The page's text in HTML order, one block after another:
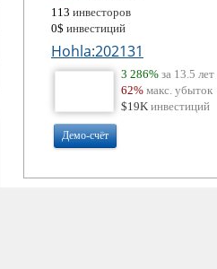
113 инвесторов
0$ инвестиций
Hohla:202131
3 286% за 13.5 лет
62% макс. убыток
$19K инвестиций
Демо-счёт